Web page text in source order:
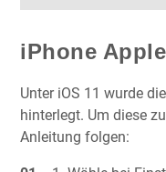
iPhone
Unter iOS 11 wurde
hinterlegt. Um diese
Anleitung folgen: